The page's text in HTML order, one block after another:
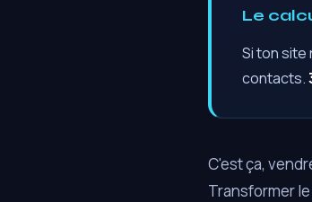
Le
Si ton site
contacts.
C'est ça,
Transformer